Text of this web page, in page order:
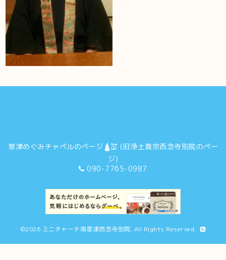
草津めぐみチャペルのページ🛕💒 (旧浄土真宗西念寺別院のペー
ジ)
090-7765-0987
©2026 ミニチャーチ南草津西念寺別院. All Rights Reserved.